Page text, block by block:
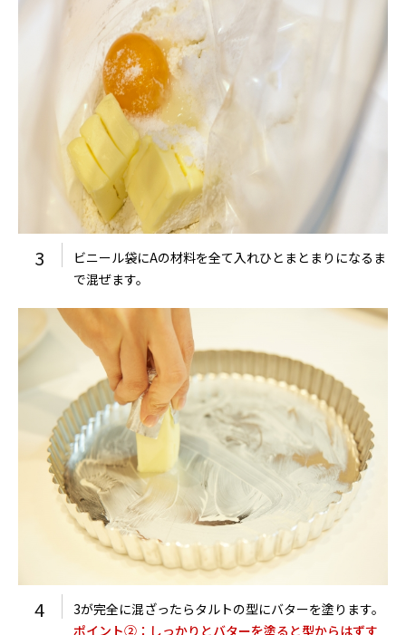
3
ビニール袋にAの材料を全て入れひとまとまりになるま
で混ぜます。
4
3が完全に混ざったらタルトの型にバターを塗ります。
ポイント②：しっかりとバターを塗ると型からはずす